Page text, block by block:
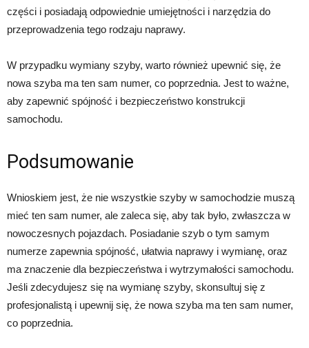
części i posiadają odpowiednie umiejętności i narzędzia do
przeprowadzenia tego rodzaju naprawy.
W przypadku wymiany szyby, warto również upewnić się, że
nowa szyba ma ten sam numer, co poprzednia. Jest to ważne,
aby zapewnić spójność i bezpieczeństwo konstrukcji
samochodu.
Podsumowanie
Wnioskiem jest, że nie wszystkie szyby w samochodzie muszą
mieć ten sam numer, ale zaleca się, aby tak było, zwłaszcza w
nowoczesnych pojazdach. Posiadanie szyb o tym samym
numerze zapewnia spójność, ułatwia naprawy i wymianę, oraz
ma znaczenie dla bezpieczeństwa i wytrzymałości samochodu.
Jeśli zdecydujesz się na wymianę szyby, skonsultuj się z
profesjonalistą i upewnij się, że nowa szyba ma ten sam numer,
co poprzednia.